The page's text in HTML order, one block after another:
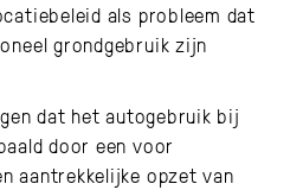
als probleem dat
grondgebruik zijn
dat het autogebruik bij
door een voor
aantrekkelijke opzet van